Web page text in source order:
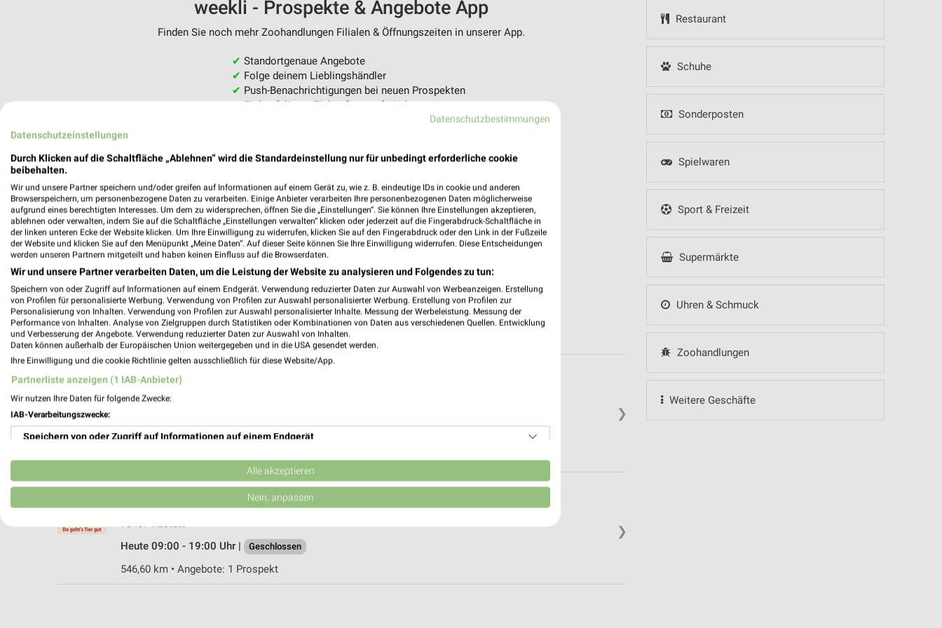
Restaurant
Schuhe
Sonderposten
Spielwaren
Sport & Freizeit
Supermärkte
Uhren & Schmuck
Zoohandlungen
Weitere Geschäfte
weekli - Prospekte & Angebote App
Finden Sie noch mehr Zoohandlungen Filialen & Öffnungszeiten in unserer App.
✔ Standortgenaue Angebote
✔ Folge deinem Lieblingshändler
✔ Push-Benachrichtigungen bei neuen Prospekten
✔Einkaufsliste - Einkauf stressfrei planen
❯
Fressnapf Baden Baden Baden-Baden
76532 Baden-Baden
Heute 09:00 - 20:00 Uhr | Geschlossen
❯
Karlsruher Str. 4
76437 Rastatt
Heute 09:00 - 19:00 Uhr |
Geschlossen
546,60 km • Angebote: 1 Prospekt
Datenschutzbestimmungen
Datenschutzeinstellungen
Durch Klicken auf die Schaltfläche „Ablehnen“ wird die Standardeinstellung nur für unbedingt erforderliche cookie
beibehalten.
Wir und unsere Partner speichern und/oder greifen auf Informationen auf einem Gerät zu, wie z. B. eindeutige IDs in cookie und anderen
Browserspeichern, um personenbezogene Daten zu verarbeiten. Einige Anbieter verarbeiten Ihre personenbezogenen Daten möglicherweise
aufgrund eines berechtigten Interesses. Um dem zu widersprechen, öffnen Sie die „Einstellungen“. Sie können Ihre Einstellungen akzeptieren,
ablehnen oder verwalten, indem Sie auf die Schaltfläche „Einstellungen verwalten“ klicken oder jederzeit auf die Fingerabdruck-Schaltfläche in
der linken unteren Ecke der Website klicken. Um Ihre Einwilligung zu widerrufen, klicken Sie auf den Fingerabdruck oder den Link in der Fußzeile
der Website und klicken Sie auf den Menüpunkt „Meine Daten“. Auf dieser Seite können Sie Ihre Einwilligung widerrufen. Diese Entscheidungen
werden unseren Partnern mitgeteilt und haben keinen Einfluss auf die Browserdaten.
Wir und unsere Partner verarbeiten Daten, um die Leistung der Website zu analysieren und Folgendes zu tun:
Speichern von oder Zugriff auf Informationen auf einem Endgerät. Verwendung reduzierter Daten zur Auswahl von Werbeanzeigen. Erstellung
von Profilen für personalisierte Werbung. Verwendung von Profilen zur Auswahl personalisierter Werbung. Erstellung von Profilen zur
Personalisierung von Inhalten. Verwendung von Profilen zur Auswahl personalisierter Inhalte. Messung der Werbeleistung. Messung der
Performance von Inhalten. Analyse von Zielgruppen durch Statistiken oder Kombinationen von Daten aus verschiedenen Quellen. Entwicklung
und Verbesserung der Angebote. Verwendung reduzierter Daten zur Auswahl von Inhalten.
Daten können außerhalb der Europäischen Union weitergegeben und in die USA gesendet werden.
Ihre Einwilligung und die cookie Richtlinie gelten ausschließlich für diese Website/App.
Partnerliste anzeigen (1 IAB-Anbieter)
Wir nutzen Ihre Daten für folgende Zwecke:
IAB-Verarbeitungszwecke:
Speichern von oder Zugriff auf Informationen auf einem Endgerät
Verwendung reduzierter Daten zur Auswahl von Werbeanzeigen
Erstellung von Profilen für personalisierte Werbung
Erstellung von Profilen zur Personalisierung von Inhalten
Alle akzeptieren
Nein, anpassen